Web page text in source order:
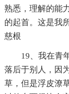
熟悉，理解的能
的起首。这是我
慈根
19、我在青
落后于别人，因
草，但是浮皮潦